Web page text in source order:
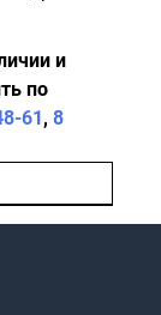
и
по
61, 8